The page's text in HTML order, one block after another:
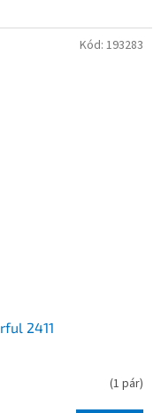
2411
(1 pár)
Kód: 193283